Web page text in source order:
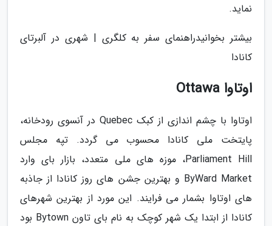
نماید.
بیشتر بخوانیدراهنمای سفر به کلگری | شهری در آلبرتای
کانادا
اوتاوا Ottawa
اوتاوا با چشم اندازی از کبک Quebec در آنسوی رودخانه،
پایتخت ملی کانادا محسوب می گردد. تپه مجلس
Parliament Hill، موزه های ملی متعدد، بازار بای وارد
ByWard Market و بهترین جشن های روز کانادا از جاذبه
های اوتاوا بشمار می فرایند. این مورد از بهترین شهرهای
کانادا از ابتدا یک شهر کوچک به نام بای تاون Bytown بود